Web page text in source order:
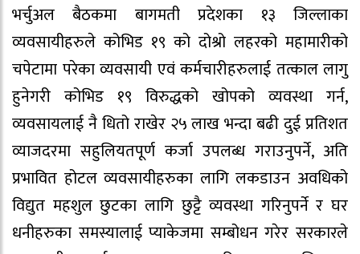
भर्चुअल बैठकमा बागमती प्रदेशका १३ जिल्लाका
व्यवसायीहरुले कोभिड १९ को दोश्रो लहरको महामारीको
चपेटामा परेका व्यवसायी एवं कर्मचारीहरुलाई तत्काल लागु
हुनेगरी कोभिड १९ विरुद्धको खोपको व्यवस्था गर्न,
व्यवसायलाई नै धितो राखेर २५ लाख भन्दा बढी दुई प्रतिशत
व्याजदरमा सहुलियतपूर्ण कर्जा उपलब्ध गराउनुपर्ने, अति
प्रभावित होटल व्यवसायीहरुका लागि लकडाउन अवधिको
विद्युत महशुल छुटका लागि छुट्टै व्यवस्था गरिनुपर्ने र घर
धनीहरुका समस्यालाई प्याकेजमा सम्बोधन गरेर सरकारले